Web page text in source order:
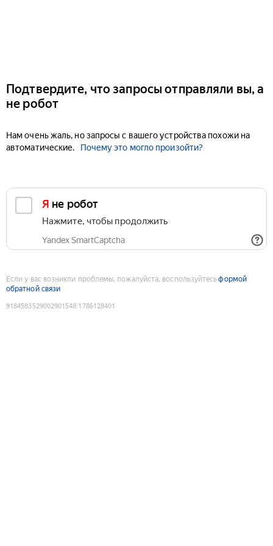
Подтвердите, что запросы отправляли вы, а
не робот
Нам очень жаль, но запросы с вашего устройства похожи на
автоматические.
Почему это могло произойти?
Я не робот
Нажмите, чтобы продолжить
Yandex SmartCaptcha
Если у вас возникли проблемы, пожалуйста, воспользуйтесьформой
обратной связи
9184583529002901548:1786128401